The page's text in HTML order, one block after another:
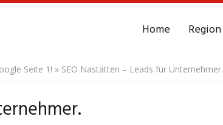
Home Region
Seite 1! » SEO Nastätten – Leads für Unternehmer.